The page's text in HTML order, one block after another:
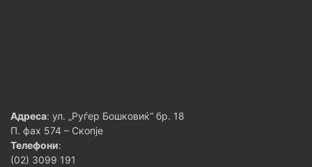
Адреса: ул. „Руѓер Бошковиќ“ бр. 18
П. фах 574 – Скопје
Телефони:
(02) 3099 191